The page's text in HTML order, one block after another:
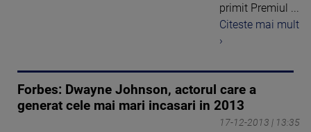
primit Premiul ...
Citeste mai mult
›
Forbes: Dwayne Johnson, actorul care a
generat cele mai mari incasari in 2013
17-12-2013 | 13:35